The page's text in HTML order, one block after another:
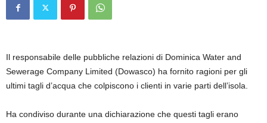
Il responsabile delle pubbliche relazioni di Dominica Water and
Sewerage Company Limited (Dowasco) ha fornito ragioni per gli
ultimi tagli d’acqua che colpiscono i clienti in varie parti dell’isola.
Ha condiviso durante una dichiarazione che questi tagli erano